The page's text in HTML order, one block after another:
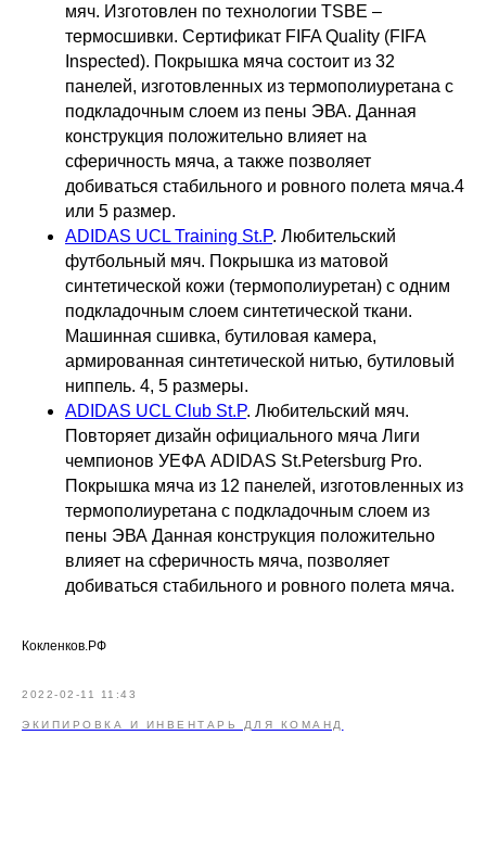
мяч. Изготовлен по технологии TSBE –
термосшивки. Сертификат FIFA Quality (FIFA
Inspected). Покрышка мяча состоит из 32
панелей, изготовленных из термополиуретана с
подкладочным слоем из пены ЭВА. Данная
конструкция положительно влияет на
сферичность мяча, а также позволяет
добиваться стабильного и ровного полета мяча.4
или 5 размер.
ADIDAS UCL Training St.P. Любительский
футбольный мяч. Покрышка из матовой
синтетической кожи (термополиуретан) с одним
подкладочным слоем синтетической ткани.
Машинная сшивка, бутиловая камера,
армированная синтетической нитью, бутиловый
ниппель. 4, 5 размеры.
ADIDAS UCL Club St.P. Любительский мяч.
Повторяет дизайн официального мяча Лиги
чемпионов УЕФА ADIDAS St.Petersburg Pro.
Покрышка мяча из 12 панелей, изготовленных из
термополиуретана с подкладочным слоем из
пены ЭВА Данная конструкция положительно
влияет на сферичность мяча, позволяет
добиваться стабильного и ровного полета мяча.
Кокленков.РФ
2022-02-11 11:43
ЭКИПИРОВКА И ИНВЕНТАРЬ ДЛЯ КОМАНД